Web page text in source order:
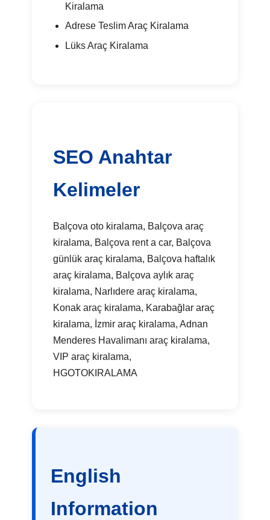
Kiralama
Adrese Teslim Araç Kiralama
Lüks Araç Kiralama
SEO Anahtar
Kelimeler
Balçova oto kiralama, Balçova araç
kiralama, Balçova rent a car, Balçova
günlük araç kiralama, Balçova haftalık
araç kiralama, Balçova aylık araç
kiralama, Narlıdere araç kiralama,
Konak araç kiralama, Karabağlar araç
kiralama, İzmir araç kiralama, Adnan
Menderes Havalimanı araç kiralama,
VIP araç kiralama,
HGOTOKIRALAMA
English
Information